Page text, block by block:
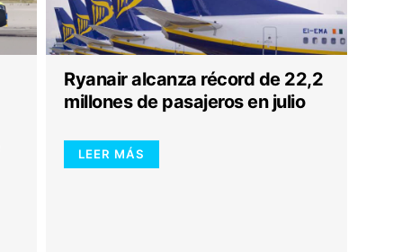
Ryanair alcanza récord de 22,2
millones de pasajeros en julio
LEER MÁS